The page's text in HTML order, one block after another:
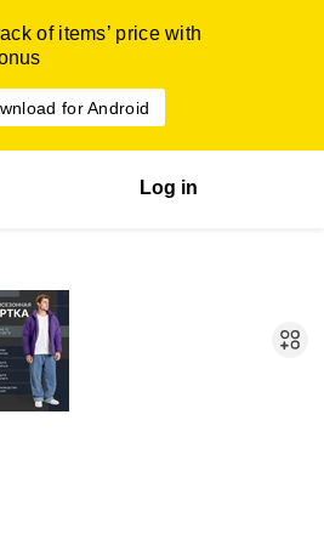
of items’ price with
for Android
Log in